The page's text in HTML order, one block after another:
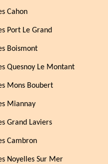
Cahon
Port Le Grand
Boismont
Quesnoy Le Montant
Mons Boubert
Miannay
Grand Laviers
Cambron
Noyelles Sur Mer